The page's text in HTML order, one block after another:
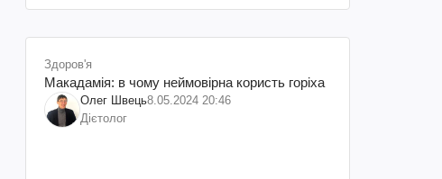
Здоров'я
Макадамія: в чому неймовірна користь горіха
Олег Швець8.05.2024 20:46
Дієтолог